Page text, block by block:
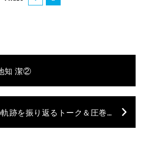
知 潔②
【Report】40年の軌跡を振り返るトーク＆圧巻のドラム・ソロでファンを魅了!! 長谷川浩二デビュー40周年記念イベントが開催！